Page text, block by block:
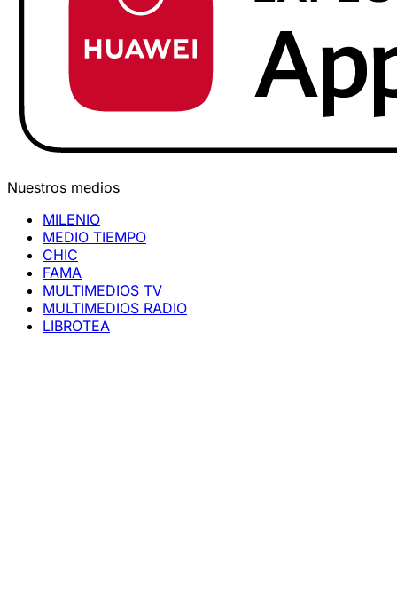
Nuestros medios
MILENIO
MEDIO TIEMPO
CHIC
FAMA
MULTIMEDIOS TV
MULTIMEDIOS RADIO
LIBROTEA